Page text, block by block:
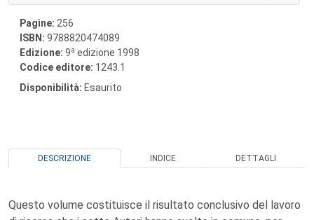
Pagine: 256
ISBN: 9788820474089
Edizione: 9a edizione 1998
Codice editore: 1243.1
Disponibilità: Esaurito
DESCRIZIONE INDICE DETTAGLI
Questo volume costituisce il risultato conclusivo del lavoro